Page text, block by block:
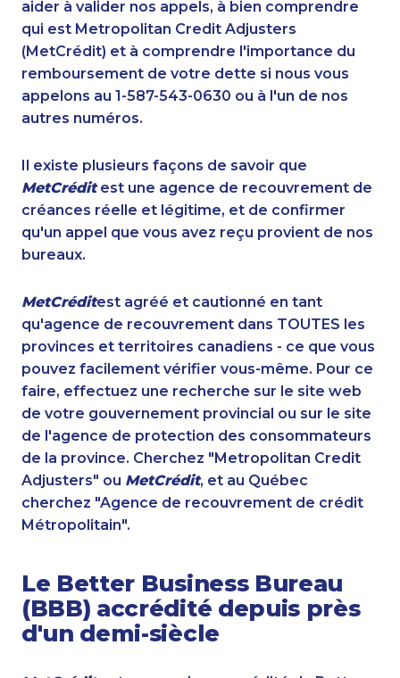
aider à valider nos appels, à bien comprendre
qui est Metropolitan Credit Adjusters
(MetCrédit) et à comprendre l'importance du
remboursement de votre dette si nous vous
appelons au 1-587-543-0630 ou à l'un de nos
autres numéros.
Il existe plusieurs façons de savoir que
MetCréditest une agence de recouvrement de
créances réelle et légitime, et de confirmer
qu'un appel que vous avez reçu provient de nos
bureaux.
MetCréditest agréé et cautionné en tant
qu'agence de recouvrement dans TOUTES les
provinces et territoires canadiens - ce que vous
pouvez facilement vérifier vous-même. Pour ce
faire, effectuez une recherche sur le site web
de votre gouvernement provincial ou sur le site
de l'agence de protection des consommateurs
de la province. Cherchez "Metropolitan Credit
Adjusters" ou MetCrédit, et au Québec
cherchez "Agence de recouvrement de crédit
Métropolitain".
Le Better Business Bureau
(BBB) accrédité depuis près
d'un demi-siècle